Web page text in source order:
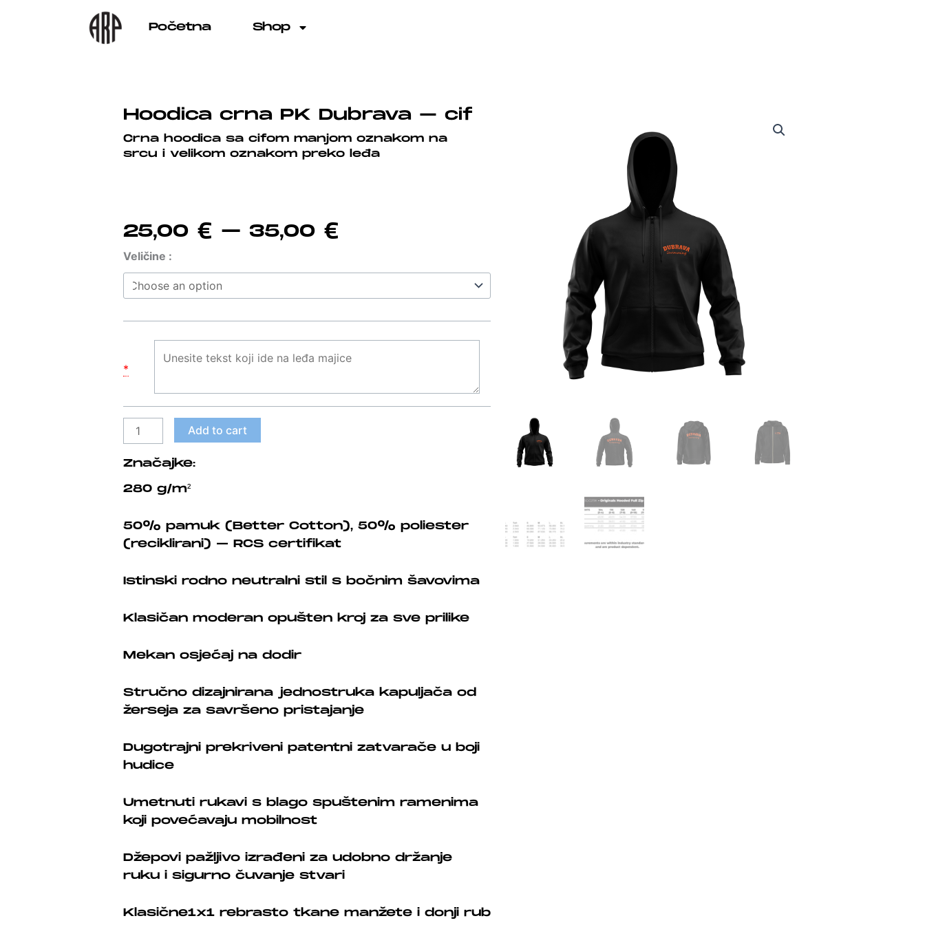
Početna Shop
Hoodica crna PK Dubrava – cif
Crna hoodica sa cifom manjom oznakom na
srcu i velikom oznakom preko leđa
25,00 € – 35,00 €
25,00 €
Veličine :
*
Hoodica
crna
PK
-
quantity
Add to cart
Značajke:
280 g/m²
50% pamuk (Better Cotton), 50% poliester
(reciklirani) – RCS certifikat
Istinski rodno neutralni stil s bočnim šavovima
Klasičan moderan opušten kroj za sve prilike
Mekan osjećaj na dodir
Stručno dizajnirana jednostruka kapuljača od
žerseja za savršeno pristajanje
Dugotrajni prekriveni patentni zatvarače u boji
hudice
Umetnuti rukavi s blago spuštenim ramenima
koji povećavaju mobilnost
Džepovi pažljivo izrađeni za udobno držanje
ruku i sigurno čuvanje stvari
Klasične1x1 rebrasto tkane manžete i donji rub